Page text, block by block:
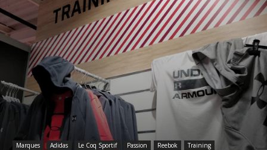
Marques Adidas Le Coq Sportif Passion Reebok
Training